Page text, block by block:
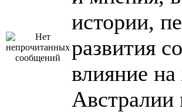
истории,
развития
влияние
Австралии